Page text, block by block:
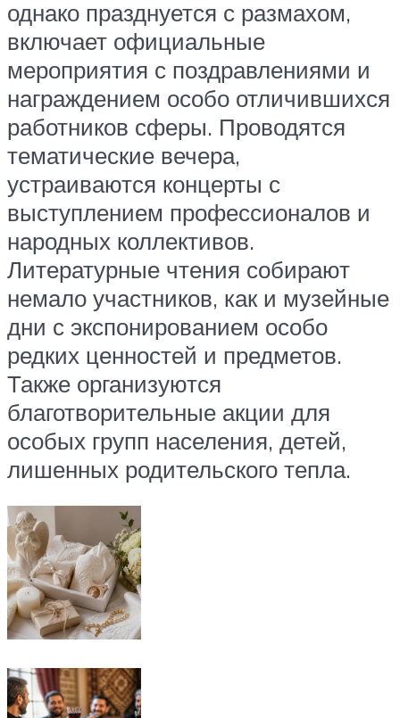
однако празднуется с размахом,
включает официальные
мероприятия с поздравлениями и
награждением особо отличившихся
работников сферы. Проводятся
тематические вечера,
устраиваются концерты с
выступлением профессионалов и
народных коллективов.
Литературные чтения собирают
немало участников, как и музейные
дни с экспонированием особо
редких ценностей и предметов.
Также организуются
благотворительные акции для
особых групп населения, детей,
лишенных родительского тепла.